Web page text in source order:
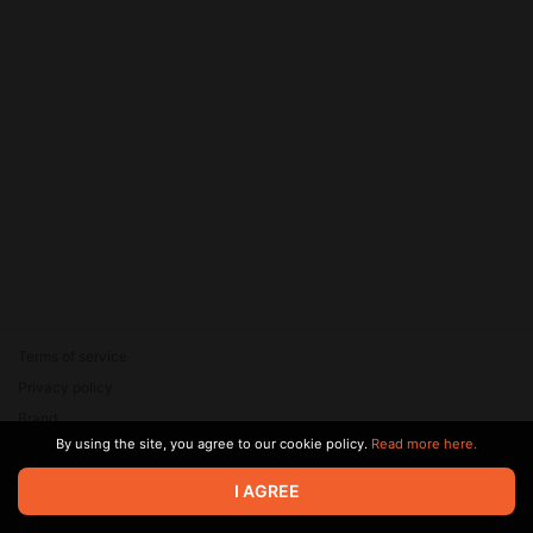
© 2026 Zaya Solutions Limited. All rights reserved. All trademarks
are the property of their respective owners.
Brand
SupportBy using the site, you agree to our cookie policy. Read more here.
I AGREE